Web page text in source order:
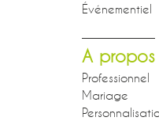
Événementiel
A propos
Professionnel
Mariage